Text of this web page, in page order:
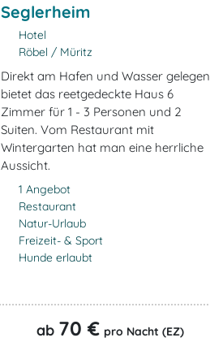
Seglerheim
Hotel
Röbel / Müritz
Direkt am Hafen und Wasser gelegen
bietet das reetgedeckte Haus 6
Zimmer für 1 - 3 Personen und 2
Suiten. Vom Restaurant mit
Wintergarten hat man eine herrliche
Aussicht.
1 Angebot
Restaurant
Natur-Urlaub
Freizeit- & Sport
Hunde erlaubt
ab 70 € pro Nacht (EZ)